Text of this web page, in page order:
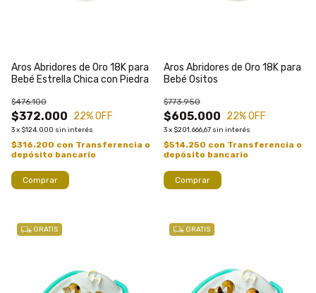
Aros Abridores de Oro 18K para
Bebé Estrella Chica con Piedra
$372.000
$476.100
22% OFF
3x $124.000 sin interés
$316.200 con Transferencia o
depósito bancario
Aros Abridores de Oro 18K para
Bebé Ositos
$605.000
$773.950
22% OFF
3x $201.666,67 sin interés
$514.250 con Transferencia o
depósito bancario
GRATIS GRATIS